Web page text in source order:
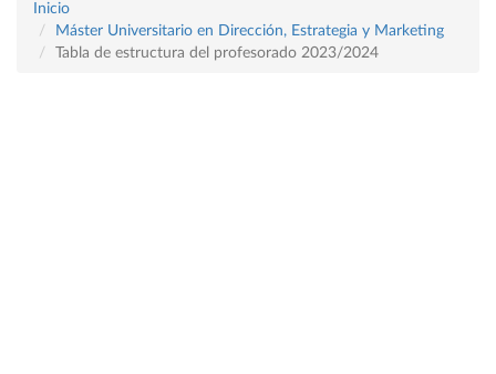
Inicio
Máster Universitario en Dirección, Estrategia y Marketing
Tabla de estructura del profesorado 2023/2024